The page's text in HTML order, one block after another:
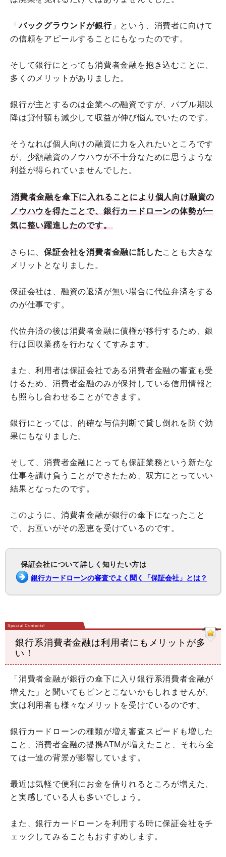
「バックグラウンドが銀行」という、消費者に向けて
の信頼をアピールすることにもなったのです。
そして銀行にとっても消費者金融を抱き込むことに、
多くのメリットがありました。
銀行が主とするのは企業への融資ですが、バブル期以
降は貸付額も減少して収益が伸び悩んでいたのです。
そうなれば個人向けの融資に力を入れたいところです
が、少額融資のノウハウが不十分なために思うような
利益が得られていませんでした。
消費者金融を傘下に入れることにより個人向け融資の
ノウハウを得たことで、銀行カードローンの体勢が一
気に整い躍進したのです。
さらに、保証会社を消費者金融に託したことも大きな
メリットとなりました。
保証会社は、融資の返済が無い場合に代位弁済をする
のが仕事です。
代位弁済の後は消費者金融に債権が移行するため、銀
行は回収業務を行わなくてすみます。
また、利用者は保証会社である消費者金融の審査も受
けるため、消費者金融のみが保持している信用情報と
も照らし合わせることができます。
銀行にとっては、的確な与信判断で貸し倒れを防ぐ効
果にもなりました。
そして、消費者金融にとっても保証業務という新たな
仕事を請け負うことができたため、双方にとっていい
結果となったのです。
このように、消費者金融が銀行の傘下になったこと
で、お互いがその恩恵を受けているのです。
保証会社について詳しく知りたい方は
銀行カードローンの審査でよく聞く「保証会社」とは？
銀行系消費者金融は利用者にもメリットが多
い！
「消費者金融が銀行の傘下に入り銀行系消費者金融が
増えた」と聞いてもピンとこないかもしれませんが、
実は利用者も様々なメリットを受けているのです。
銀行カードローンの種類が増え審査スピードも増した
こと、消費者金融の提携ATMが増えたこと、それら全
ては一連の背景が影響しています。
最近は気軽で便利にお金を借りれるところが増えた、
と実感している人も多いでしょう。
また、銀行カードローンを利用する時に保証会社をチ
ェックしてみることもおすすめします。